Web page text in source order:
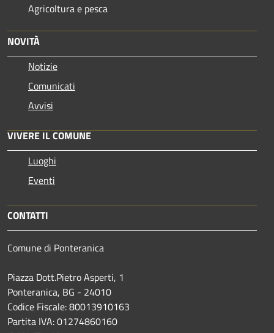
Agricoltura e pesca
NOVITÀ
Notizie
Comunicati
Avvisi
VIVERE IL COMUNE
Luoghi
Eventi
CONTATTI
Comune di Ponteranica
Piazza Dott.Pietro Asperti, 1
Ponteranica, BG - 24010
Codice Fiscale: 80013910163
Partita IVA: 01274860160